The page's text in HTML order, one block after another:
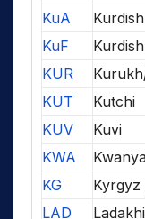
KuA
KuF
KUR
KUT
Kutchi
KUV
Kuvi
KWA
KG
Kyrgyz
LAD